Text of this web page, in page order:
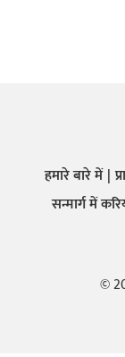
हमारे बारे में
सन्मार्ग में
©